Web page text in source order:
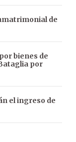
de
bienes de
por
el ingreso de